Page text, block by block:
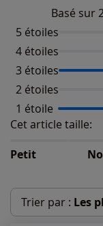
Basé sur
5 étoiles
4 étoiles
3 étoiles
2 étoiles
1 étoile
Cet article taille:
Petit
Répartition du
Taille petit :
Taille grand
Trier par : Les